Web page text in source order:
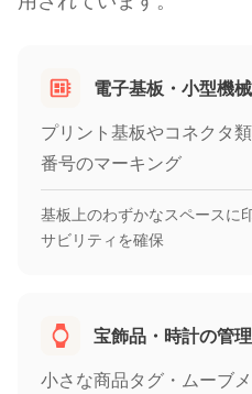
電子基板・小型機
プリント基板やコネクタ
番号のマーキング
基板上のわずかなスペースに
サビリティを確保
宝飾品・時計の管
小さな商品タグ・ムーブ